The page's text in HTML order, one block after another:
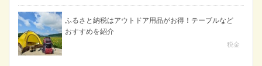
ふるさと納税はアウトドア用品がお得！テーブルなど
おすすめを紹介
税金